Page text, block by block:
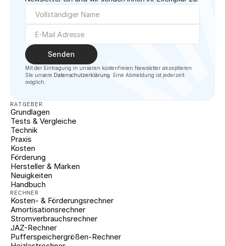
Senden
Mit der Eintragung in unseren kostenfreien Newsletter akzeptieren
SIe unsere Datenschutzerklärung . Eine Abmeldung ist jederzeit
möglich.
RATGEBER
Grundlagen
Tests & Vergleiche
Technik
Praxis
Kosten
Förderung
Hersteller & Marken
Neuigkeiten
Handbuch
RECHNER
Kosten- & Förderungsrechner
Amortisationsrechner
Stromverbrauchsrechner
JAZ-Rechner
Pufferspeichergrößen-Rechner